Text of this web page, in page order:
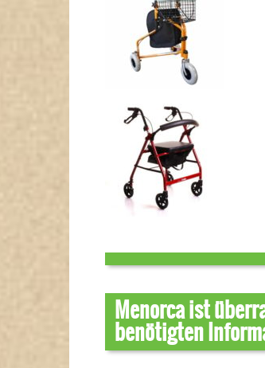
Menorca ist
benötigten